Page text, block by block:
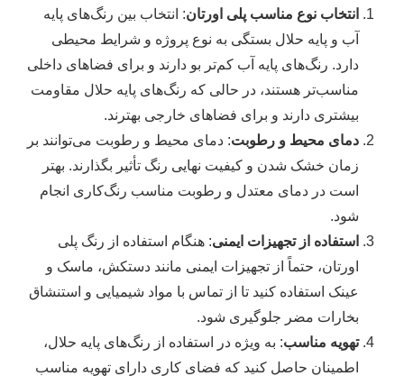
انتخاب نوع مناسب پلی اورتان: انتخاب بین رنگ‌های پایه
آب و پایه حلال بستگی به نوع پروژه و شرایط محیطی
دارد. رنگ‌های پایه آب کم‌تر بو دارند و برای فضاهای داخلی
مناسب‌تر هستند، در حالی که رنگ‌های پایه حلال مقاومت
بیشتری دارند و برای فضاهای خارجی بهترند.
دمای محیط و رطوبت: دمای محیط و رطوبت می‌توانند بر
زمان خشک شدن و کیفیت نهایی رنگ تأثیر بگذارند. بهتر
است در دمای معتدل و رطوبت مناسب رنگ‌کاری انجام
شود.
استفاده از تجهیزات ایمنی: هنگام استفاده از رنگ پلی
اورتان، حتماً از تجهیزات ایمنی مانند دستکش، ماسک و
عینک استفاده کنید تا از تماس با مواد شیمیایی و استنشاق
بخارات مضر جلوگیری شود.
تهویه مناسب: به ویژه در استفاده از رنگ‌های پایه حلال،
اطمینان حاصل کنید که فضای کاری دارای تهویه مناسب